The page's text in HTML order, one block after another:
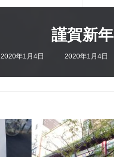
謹賀新年
2020年1月4日
最
終
日
2020年1月4日